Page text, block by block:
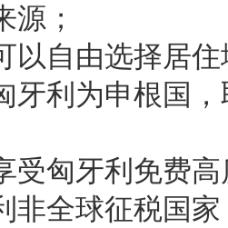
；
以自由选择居
牙利为申根国
受匈牙利免费
非全球征税国